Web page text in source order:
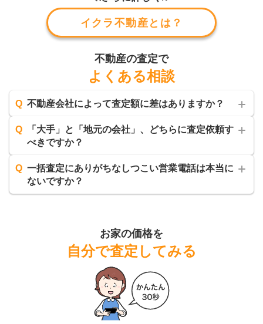
イクラ不動産とは？
不動産の査定で
よくある相談
Q 不動産会社によって査定額に差はありますか？
Q
「大手」と「地元の会社」、どちらに査定依頼す
べきですか？
Q 一括査定にありがちなしつこい営業電話は本当に
ないですか？
お家の価格を
自分で査定してみる